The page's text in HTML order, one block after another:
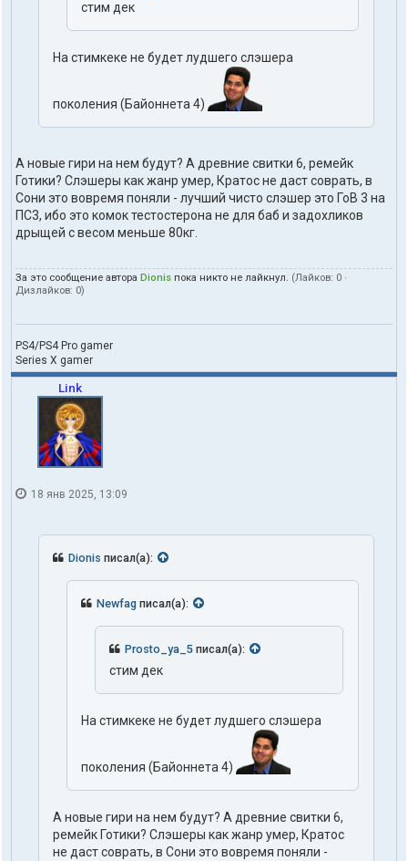
стим дек
На стимкеке не будет лудшего слэшера
поколения (Байоннета 4)
А новые гири на нем будут? А древние свитки 6, ремейк
Готики? Слэшеры как жанр умер, Кратос не даст соврать, в
Сони это вовремя поняли - лучший чисто слэшер это ГоВ 3 на
ПС3, ибо это комок тестостерона не для баб и задохликов
дрыщей с весом меньше 80кг.
За это сообщение автора Dionis пока никто не лайкнул. (Лайков: 0 ·
Дизлайков: 0)
PS4/PS4 Pro gamer
Series X gamer
Link
18 янв 2025, 13:09
Dionis писал(а):
Newfag писал(а):
Prosto_ya_5 писал(а):
стим дек
На стимкеке не будет лудшего слэшера
поколения (Байоннета 4)
А новые гири на нем будут? А древние свитки 6,
ремейк Готики? Слэшеры как жанр умер, Кратос
не даст соврать, в Сони это вовремя поняли -